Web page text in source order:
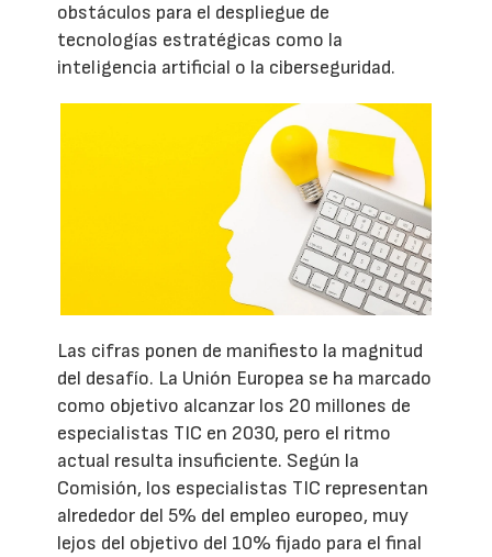
obstáculos para el despliegue de
tecnologías estratégicas como la
inteligencia artificial o la ciberseguridad.
Las cifras ponen de manifiesto la magnitud
del desafío. La Unión Europea se ha marcado
como objetivo alcanzar los 20 millones de
especialistas TIC en 2030, pero el ritmo
actual resulta insuficiente. Según la
Comisión, los especialistas TIC representan
alrededor del 5% del empleo europeo, muy
lejos del objetivo del 10% fijado para el final